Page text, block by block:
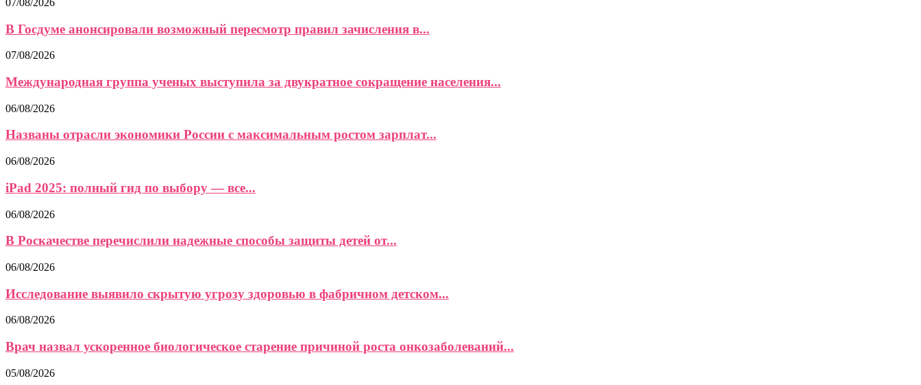
В Госдуме анонсировали возможный пересмотр правил зачисления в...
07/08/2026
Международная группа ученых выступила за двукратное сокращение населения...
06/08/2026
Названы отрасли экономики России с максимальным ростом зарплат...
06/08/2026
iPad 2025: полный гид по выбору — все...
06/08/2026
В Роскачестве перечислили надежные способы защиты детей от...
06/08/2026
Исследование выявило скрытую угрозу здоровью в фабричном детском...
06/08/2026
Врач назвал ускоренное биологическое старение причиной роста онкозаболеваний...
05/08/2026